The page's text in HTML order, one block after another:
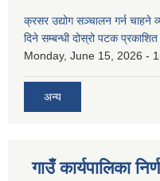
क्रसर उद्योग सञ्चालन गर्न चाहने
दिने सम्बन्धी दोस्रो पटक
Monday, June 15, 2026 -
अन्य
गाउँ कार्यपालिका